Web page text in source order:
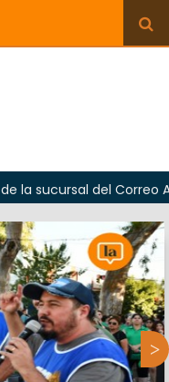
del Correo Argentino